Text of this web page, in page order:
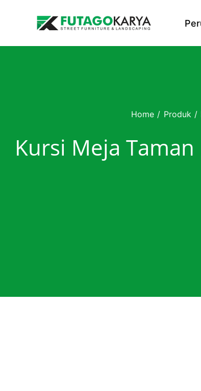
Home / Produk /
Kursi Meja